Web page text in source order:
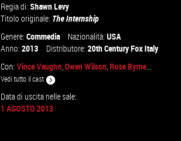
Regia di:Shawn Levy
Titolo originale: The Internship
Genere:Commedia Nazionalità:USA
Anno:2013 Distributore:20th Century Fox Italy
Con:Vince Vaughn,Owen Wilson,Rose Byrne...
Vedi tutto il cast
Data di uscita nelle sale:
1 AGOSTO 2013